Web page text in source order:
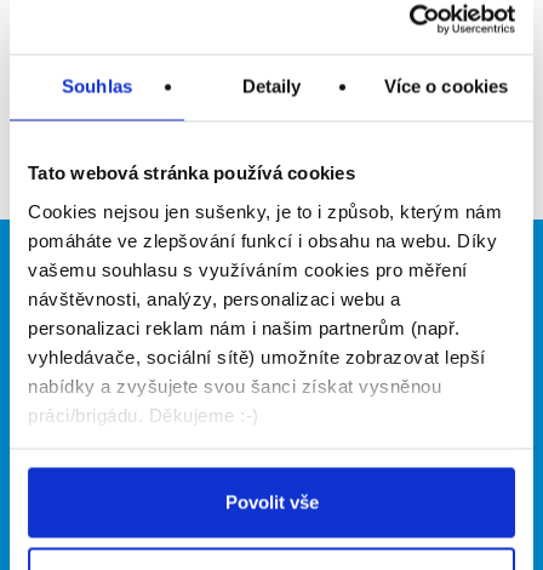
Souhlas Detaily Více o cookies
Tato webová stránka používá cookies
Cookies nejsou jen sušenky, je to i způsob, kterým nám
pomáháte ve zlepšování funkcí i obsahu na webu. Díky
vašemu souhlasu s využíváním cookies pro měření
návštěvnosti, analýzy, personalizaci webu a
personalizaci reklam nám i našim partnerům (např.
vyhledávače, sociální sítě) umožníte zobrazovat lepší
nabídky a zvyšujete svou šanci získat vysněnou
práci/brigádu. Děkujeme :-)
Povolit vše
Brigádníci
Články
Hledané brigády
Firmy
Vložit inzerát
Ceník
Propagace
O portálu
O nás
Naše další projekty
Mobilní aplikace
Fajn brigády